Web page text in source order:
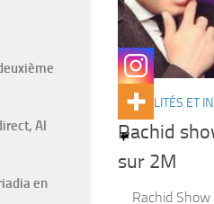
ACTUALITÉS ET
Rachid
sur 2M
Rachid Show
Al
en